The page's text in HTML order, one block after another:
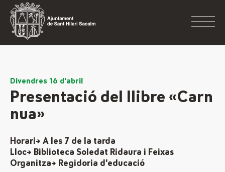
Divendres 16 d'abril
Presentació del llibre «Carn
nua»
Horari→ A les 7 de la tarda
Lloc→ Biblioteca Soledat Ridaura i Feixas
Organitza→ Regidoria d'educació